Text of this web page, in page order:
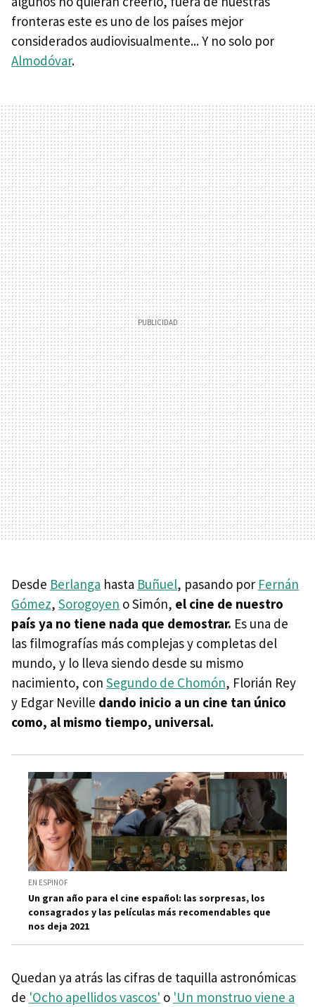
fronteras este es uno de los países mejor
considerados audiovisualmente... Y no solo por
Almodóvar.
Desde Berlanga hasta Buñuel, pasando por Fernán
Gómez, Sorogoyen o Simón, el cine de nuestro
país ya no tiene nada que demostrar. Es una de
las filmografías más complejas y completas del
mundo, y lo lleva siendo desde su mismo
nacimiento, con Segundo de Chomón, Florián Rey
y Edgar Neville dando inicio a un cine tan único
como, al mismo tiempo, universal.
EN ESPINOF
Un gran año para el cine español: las sorpresas, los
consagrados y las películas más recomendables que
nos deja 2021
Quedan ya atrás las cifras de taquilla astronómicas
de 'Ocho apellidos vascos' o 'Un monstruo viene a